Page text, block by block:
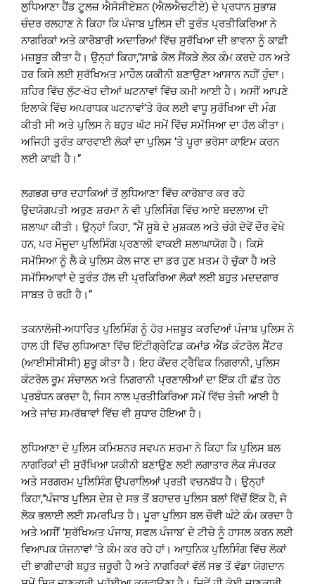
ਲੁਧਿਆਣਾ ਹੈਂਡ ਟੂਲਜ਼ ਐਸੋਸੀਏਸ਼ਨ (ਐਲਐਚਟੀਏ) ਦੇ ਪ੍ਰਧਾਨ ਸੁਭਾਸ਼
ਚੰਦਰ ਰਲਹਾਣ ਨੇ ਕਿਹਾ ਕਿ ਪੰਜਾਬ ਪੁਲਿਸ ਦੀ ਤੁਰੰਤ ਪ੍ਰਤੀਕਿਰਿਆ ਨੇ
ਨਾਗਰਿਕਾਂ ਅਤੇ ਕਾਰੋਬਾਰੀ ਅਦਾਰਿਆਂ ਵਿੱਚ ਸੁਰੱਖਿਆ ਦੀ ਭਾਵਨਾ ਨੂੰ ਕਾਫ਼ੀ
ਮਜ਼ਬੂਤ ਕੀਤਾ ਹੈ। ਉਨ੍ਹਾਂ ਕਿਹਾ,“ਸਾਡੇ ਕੋਲ ਸੈਂਕੜੇ ਲੋਕ ਕੰਮ ਕਰਦੇ ਹਨ ਅਤੇ
ਹਰ ਕਿਸੇ ਲਈ ਸੁਰੱਖਿਅਤ ਮਾਹੌਲ ਯਕੀਨੀ ਬਣਾਉਣਾ ਆਸਾਨ ਨਹੀਂ ਹੁੰਦਾ।
ਸ਼ਹਿਰ ਵਿੱਚ ਲੁੱਟ-ਖੋਹ ਦੀਆਂ ਘਟਨਾਵਾਂ ਵਿੱਚ ਕਮੀ ਆਈ ਹੈ। ਅਸੀਂ ਆਪਣੇ
ਇਲਾਕੇ ਵਿੱਚ ਅਪਰਾਧਕ ਘਟਨਾਵਾਂ‘ਤੇ ਰੋਕ ਲਈ ਵਾਧੂ ਸੁਰੱਖਿਆ ਦੀ ਮੰਗ
ਕੀਤੀ ਸੀ ਅਤੇ ਪੁਲਿਸ ਨੇ ਬਹੁਤ ਘੱਟ ਸਮੇਂ ਵਿੱਚ ਸਮੱਸਿਆ ਦਾ ਹੱਲ ਕੀਤਾ।
ਅਜਿਹੀ ਤੁਰੰਤ ਕਾਰਵਾਈ ਲੋਕਾਂ ਦਾ ਪੁਲਿਸ ‘ਤੇ ਪੂਰਾ ਭਰੋਸਾ ਕਾਇਮ ਕਰਨ
ਲਈ ਕਾਫ਼ੀ ਹੈ।”
ਲਗਭਗ ਚਾਰ ਦਹਾਕਿਆਂ ਤੋਂ ਲੁਧਿਆਣਾ ਵਿੱਚ ਕਾਰੋਬਾਰ ਕਰ ਰਹੇ
ਉਦਯੋਗਪਤੀ ਅਰੁਣ ਸ਼ਰਮਾ ਨੇ ਵੀ ਪੁਲਿਸਿੰਗ ਵਿੱਚ ਆਏ ਬਦਲਾਅ ਦੀ
ਸ਼ਲਾਘਾ ਕੀਤੀ। ਉਨ੍ਹਾਂ ਕਿਹਾ, “ਮੈਂ ਸੂਬੇ ਦੇ ਮੁਸ਼ਕਲ ਅਤੇ ਚੰਗੇ ਦੋਵੇਂ ਦੌਰ ਵੇਖੇ
ਹਨ, ਪਰ ਮੌਜੂਦਾ ਪੁਲਿਸਿੰਗ ਪ੍ਰਣਾਲੀ ਵਾਕਈ ਸ਼ਲਾਘਾਯੋਗ ਹੈ। ਕਿਸੇ
ਸਮੱਸਿਆ ਨੂੰ ਲੈ ਕੇ ਪੁਲਿਸ ਕੋਲ ਜਾਣ ਦਾ ਡਰ ਹੁਣ ਖ਼ਤਮ ਹੋ ਚੁੱਕਾ ਹੈ ਅਤੇ
ਸਮੱਸਿਆਵਾਂ ਦੇ ਤੁਰੰਤ ਹੱਲ ਦੀ ਪ੍ਰਕਿਰਿਆ ਲੋਕਾਂ ਲਈ ਬਹੁਤ ਮਦਦਗਾਰ
ਸਾਬਤ ਹੋ ਰਹੀ ਹੈ।”
ਤਕਨਾਲੋਜੀ-ਅਧਾਰਿਤ ਪੁਲਿਸਿੰਗ ਨੂੰ ਹੋਰ ਮਜ਼ਬੂਤ ਕਰਦਿਆਂ ਪੰਜਾਬ ਪੁਲਿਸ ਨੇ
ਹਾਲ ਹੀ ਵਿੱਚ ਲੁਧਿਆਣਾ ਵਿੱਚ ਇੰਟੀਗ੍ਰੇਟਿਡ ਕਮਾਂਡ ਐਂਡ ਕੰਟਰੋਲ ਸੈਂਟਰ
(ਆਈਸੀਸੀਸੀ) ਸ਼ੁਰੂ ਕੀਤਾ ਹੈ। ਇਹ ਕੇਂਦਰ ਟ੍ਰੈਫਿਕ ਨਿਗਰਾਨੀ, ਪੁਲਿਸ
ਕੰਟਰੋਲ ਰੂਮ ਸੰਚਾਲਨ ਅਤੇ ਨਿਗਰਾਨੀ ਪ੍ਰਣਾਲੀਆਂ ਦਾ ਇੱਕ ਹੀ ਛੱਤ ਹੇਠ
ਪ੍ਰਬੰਧਨ ਕਰਦਾ ਹੈ, ਜਿਸ ਨਾਲ ਪ੍ਰਤੀਕਿਰਿਆ ਸਮੇਂ ਵਿੱਚ ਤੇਜ਼ੀ ਆਈ ਹੈ
ਅਤੇ ਜਾਂਚ ਸਮਰੱਥਾਵਾਂ ਵਿੱਚ ਵੀ ਸੁਧਾਰ ਹੋਇਆ ਹੈ।
ਲੁਧਿਆਣਾ ਦੇ ਪੁਲਿਸ ਕਮਿਸ਼ਨਰ ਸਵਪਨ ਸ਼ਰਮਾ ਨੇ ਕਿਹਾ ਕਿ ਪੁਲਿਸ ਬਲ
ਨਾਗਰਿਕਾਂ ਦੀ ਸੁਰੱਖਿਆ ਯਕੀਨੀ ਬਣਾਉਣ ਲਈ ਲਗਾਤਾਰ ਲੋਕ ਸੰਪਰਕ
ਅਤੇ ਸਰਗਰਮ ਪੁਲਿਸਿੰਗ ਉਪਰਾਲਿਆਂ ਪ੍ਰਤੀ ਵਚਨਬੱਧ ਹੈ। ਉਨ੍ਹਾਂ
ਕਿਹਾ,“ਪੰਜਾਬ ਪੁਲਿਸ ਦੇਸ਼ ਦੇ ਸਭ ਤੋਂ ਬਹਾਦਰ ਪੁਲਿਸ ਬਲਾਂ ਵਿੱਚੋਂ ਇੱਕ ਹੈ, ਜੋ
ਲੋਕ ਭਲਾਈ ਲਈ ਸਮਰਪਿਤ ਹੈ। ਪੂਰਾ ਪੁਲਿਸ ਬਲ ਚੌਵੀ ਘੰਟੇ ਕੰਮ ਕਰਦਾ ਹੈ
ਅਤੇ ਅਸੀਂ ‘ਸੁਰੱਖਿਅਤ ਪੰਜਾਬ, ਸਫਲ ਪੰਜਾਬ’ ਦੇ ਟੀਚੇ ਨੂੰ ਹਾਸਲ ਕਰਨ ਲਈ
ਵਿਆਪਕ ਯੋਜਨਾਵਾਂ ‘ਤੇ ਕੰਮ ਕਰ ਰਹੇ ਹਾਂ। ਆਧੁਨਿਕ ਪੁਲਿਸਿੰਗ ਵਿੱਚ ਲੋਕਾਂ
ਦੀ ਭਾਗੀਦਾਰੀ ਬਹੁਤ ਜ਼ਰੂਰੀ ਹੈ ਅਤੇ ਨਾਗਰਿਕਾਂ ਵੱਲੋਂ ਸਭ ਤੋਂ ਵੱਡਾ ਯੋਗਦਾਨ